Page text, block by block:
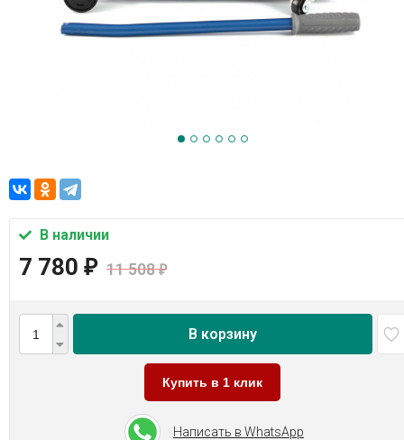
В наличии
7 780 ₽ 11 508₽
В корзину
Купить в 1 клик
Написать в WhatsApp